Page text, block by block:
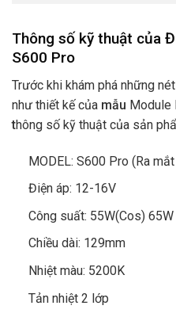
Thông số kỹ thuật của
S600 Pro
Trước khi khám phá những
như thiết kế của mẫu Module
thông số kỹ thuật của sản
MODEL: S600 Pro (Ra
Điện áp: 12-16V
Công suất: 55W(Cos) 65W
Chiều dài: 129mm
Nhiệt màu: 5200K
Tản nhiệt 2 lớp